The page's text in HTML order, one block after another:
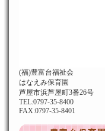
(福)豊富台福祉会
はなえみ保育園
芦屋市浜芦屋町3番26号
TEL:0797-35-8400
FAX:0797-35-8401